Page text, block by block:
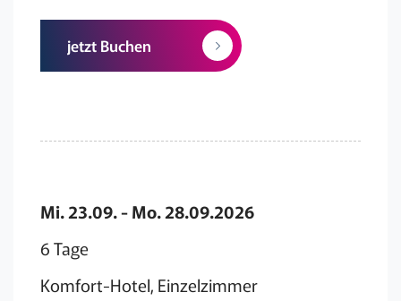
jetzt Buchen
Mi. 23.09. - Mo. 28.09.2026
6 Tage
Komfort-Hotel, Einzelzimmer